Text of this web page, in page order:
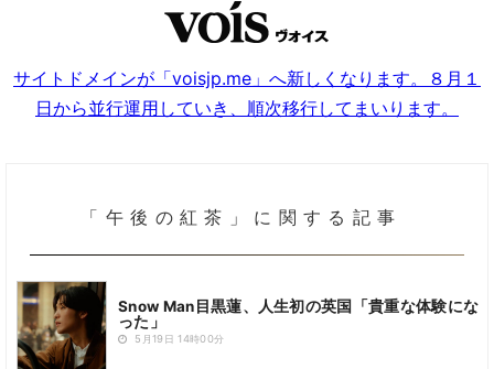
サイトドメインが「voisjp.me」へ新しくなります。８月１
日から並行運用していき、順次移行してまいります。
「午後の紅茶」に関する記事
Snow Man目黒蓮、人生初の英国「貴重な体験にな
った」
5月19日 14時00分